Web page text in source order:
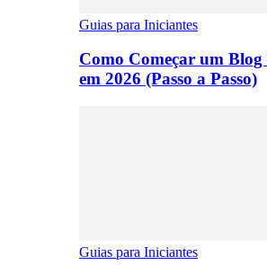
Guias para Iniciantes
Como Começar um Blog
em 2026 (Passo a Passo)
Guias para Iniciantes